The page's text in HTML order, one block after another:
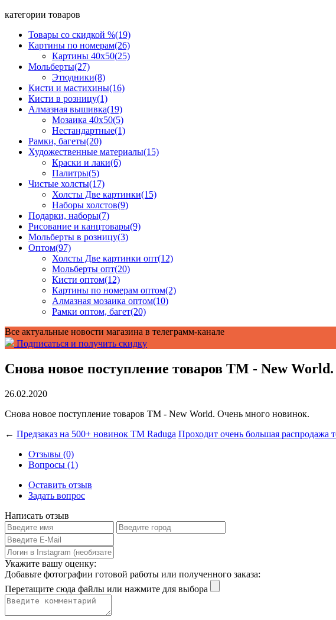
категории товаров
Товары со скидкой %(19)
Картины по номерам(26)
Картины 40x50(25)
Мольберты(27)
Этюдники(8)
Кисти и мастихины(16)
Кисти в розницу(1)
Алмазная вышивка(19)
Мозаика 40x50(5)
Нестандартные(1)
Рамки, багеты(20)
Художественные материалы(15)
Краски и лаки(6)
Палитры(5)
Чистые холсты(17)
Холсты Две картинки(15)
Наборы холстов(9)
Подарки, наборы(7)
Рисование и канцтовары(9)
Мольберты в розницу(3)
Оптом(97)
Холсты Две картинки опт(12)
Мольберты опт(20)
Кисти оптом(12)
Картины по номерам оптом(2)
Алмазная мозаика оптом(10)
Рамки оптом, багет(20)
Все актуальные новости магазина в телеграмм-канале
Подписаться и получить скидку
Снова новое поступление товаров ТМ - New
26.02.2020
Снова новое поступление товаров ТМ - New World. Очень много новинок.
← Предзаказ на 500+ новинок ТМ Raduga Проходит очень большая распродажа
Отзывы (0)
Вопросы (1)
Оставить отзыв
Задать вопрос
Написать отзыв
Укажите вашу оценку:
Добавьте фотографии готовой работы или полученного заказа:
Перетащите сюда файлы или нажмите для выбора